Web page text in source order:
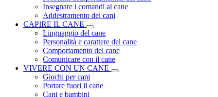
Insegnare i comandi al cane
Addestramento dei cani
CAPIRE IL CANE
Linguaggio del cane
Personalità e carattere del cane
Comportamento del cane
Comunicare con il cane
VIVERE CON UN CANE
Giochi per cani
Portare fuori il cane
Cani e bambini